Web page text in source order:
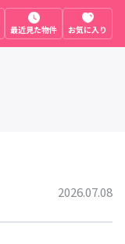
最近見た物件 お気に入り
2026.07.08